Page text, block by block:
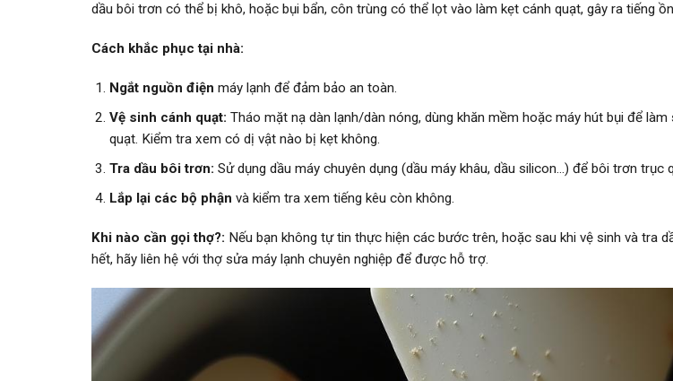
dầu bôi trơn có thể bị khô, hoặc bụi bẩn, côn trùng có thể lọt vào làm kẹt cánh quạt, gây ra tiếng
Cách khắc phục tại nhà:
Ngắt nguồn điện máy lạnh để đảm bảo an toàn.
Vệ sinh cánh quạt: Tháo mặt nạ dàn lạnh/dàn nóng, dùng khăn mềm hoặc máy hút bụi để
quạt. Kiểm tra xem có dị vật nào bị kẹt không.
Tra dầu bôi trơn: Sử dụng dầu máy chuyên dụng (dầu máy khâu, dầu silicon…) để bôi trơn trục
Lắp lại các bộ phận và kiểm tra xem tiếng kêu còn không.
Khi nào cần gọi thợ?: Nếu bạn không tự tin thực hiện các bước trên, hoặc sau khi vệ sinh và tra
hết, hãy liên hệ với thợ sửa máy lạnh chuyên nghiệp để được hỗ trợ.